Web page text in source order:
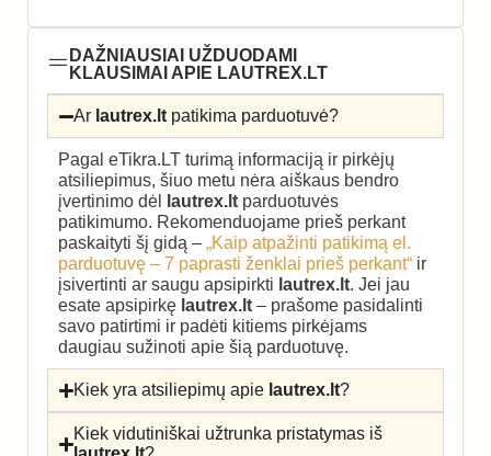
DAŽNIAUSIAI UŽDUODAMI
KLAUSIMAI APIE LAUTREX.LT
Ar lautrex.lt patikima parduotuvė?
Pagal eTikra.LT turimą informaciją ir pirkėjų
atsiliepimus, šiuo metu nėra aiškaus bendro
įvertinimo dėl
lautrex.lt parduotuvės
patikimumo. Rekomenduojame prieš perkant
paskaityti šį gidą – „Kaip atpažinti patikimą el.
parduotuvę – 7 paprasti ženklai prieš perkant“ ir
įsivertinti ar saugu apsipirkti lautrex.lt. Jei jau
esate apsipirkę lautrex.lt – prašome pasidalinti
savo patirtimi ir padėti kitiems pirkėjams
daugiau sužinoti apie šią parduotuvę.
Kiek yra atsiliepimų apie lautrex.lt?
Kiek vidutiniškai užtrunka pristatymas iš